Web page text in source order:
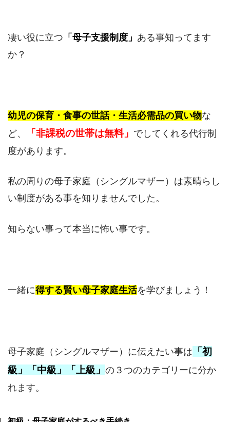
凄い役に立つ 「母子支援制度」 ある事知ってます
か？
幼児の保育・食事の世話・生活必需品の買い物な
ど、
「非課税の世帯は無料」 でしてくれる代行制
度があります。
私の周りの母子家庭（シングルマザー）は素晴らし
い制度がある事を知りませんでした。
知らない事って本当に怖い事です。
一緒に得する賢い母子家庭生活を学びましょう！
母子家庭（シングルマザー）に伝えたい事は 「初
級」「中級」「上級」 の３つのカテゴリーに分か
れます。